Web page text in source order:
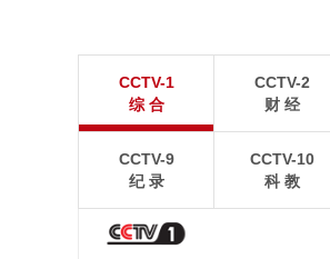
二号悬崖电梯“扶摇梯”近日正式投运，将山乡学子单
程3个多小时的求学路缩减至30分钟。
CCTV-1
综 合
CCTV-2
财 经
CCTV-9
纪 录
CCTV-10
科 教